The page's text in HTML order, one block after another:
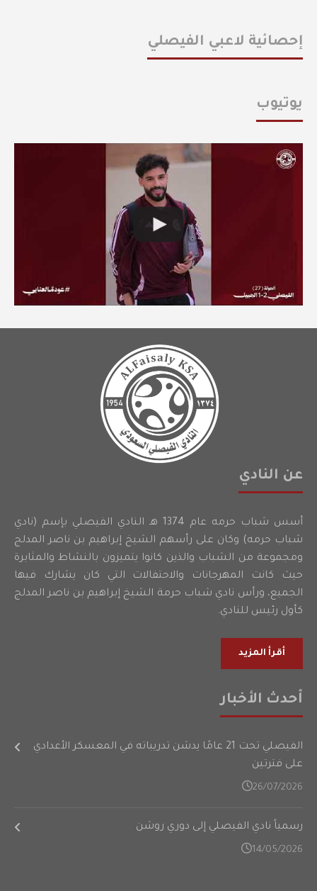
إحصائية لاعبي الفيصلي
يوتيوب
عن النادي
أسس شباب حرمه عام 1374 هـ النادي الفيصلي بإسم (نادي
شباب حرمه) وكان على رأسهم الشيخ إبراهيم بن ناصر المدلج
ومجموعة من الشباب والذين كانوا يتميزون بالنشاط والمثابرة
حيث كانت المهرجانات والاحتفالات التي كان يشارك فيها
الجميع، ورأس نادي شباب حرمة الشيخ إبراهيم بن ناصر المدلج
كأول رئيس للنادي.
أقرأ المزيد
أحدث الأخبار
الفيصلي تحت 21 عامًا يدشن تدريباته في المعسكر الأعدادي
على فترتين
26/07/2026
رسمياً نادي الفيصلي إلى دوري روشن
14/05/2026